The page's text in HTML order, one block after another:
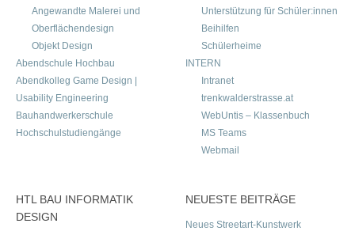
Angewandte Malerei und
Oberflächendesign
Objekt Design
Abendschule Hochbau
Abendkolleg Game Design |
Usability Engineering
Bauhandwerkerschule
Hochschulstudiengänge
Unterstützung für Schüler:innen
Beihilfen
Schülerheime
INTERN
Intranet
trenkwalderstrasse.at
WebUntis – Klassenbuch
MS Teams
Webmail
HTL BAU INFORMATIK
DESIGN
NEUESTE BEITRÄGE
Neues Streetart-Kunstwerk